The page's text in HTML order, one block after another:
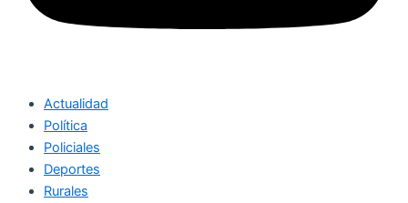
Actualidad
Política
Policiales
Deportes
Rurales